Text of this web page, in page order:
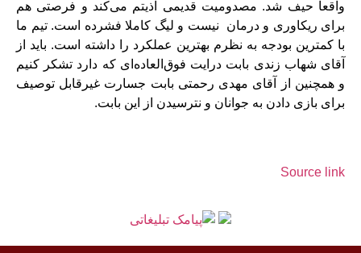
واقعا حیف شد. مصدومیت قدیمی اذیتم می‌کند و فرصتی هم
برای ریکاوری و درمان نیست و لیگ کاملا فشرده است. تیم ما
با کمترین بودجه به نظرم بهترین عملکرد را داشته است. باید از
آقای شهاب زندی بابت درایت فوق‌العاده‌ای که دارد تشکر کنیم
و همچنین از آقای مهدی رحمتی بابت جسارت غیرقابل توصیف
برای بازی دادن به جوانان و نترسیدن از این بابت.
Source link